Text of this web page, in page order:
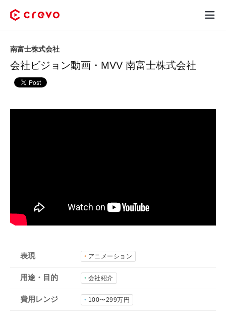
Crevoとは
採用コンテンツ制作
お役立ち情報
会社概要
採用情報
会社ビジョン動画・MVV 南富士株式会社
南富士株式会社
表現 アニメーション
用途・目的 会社紹介
費用レンジ 100〜299万円